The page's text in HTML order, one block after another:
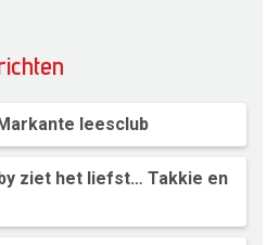
leesclub
ziet het liefst… Takkie en